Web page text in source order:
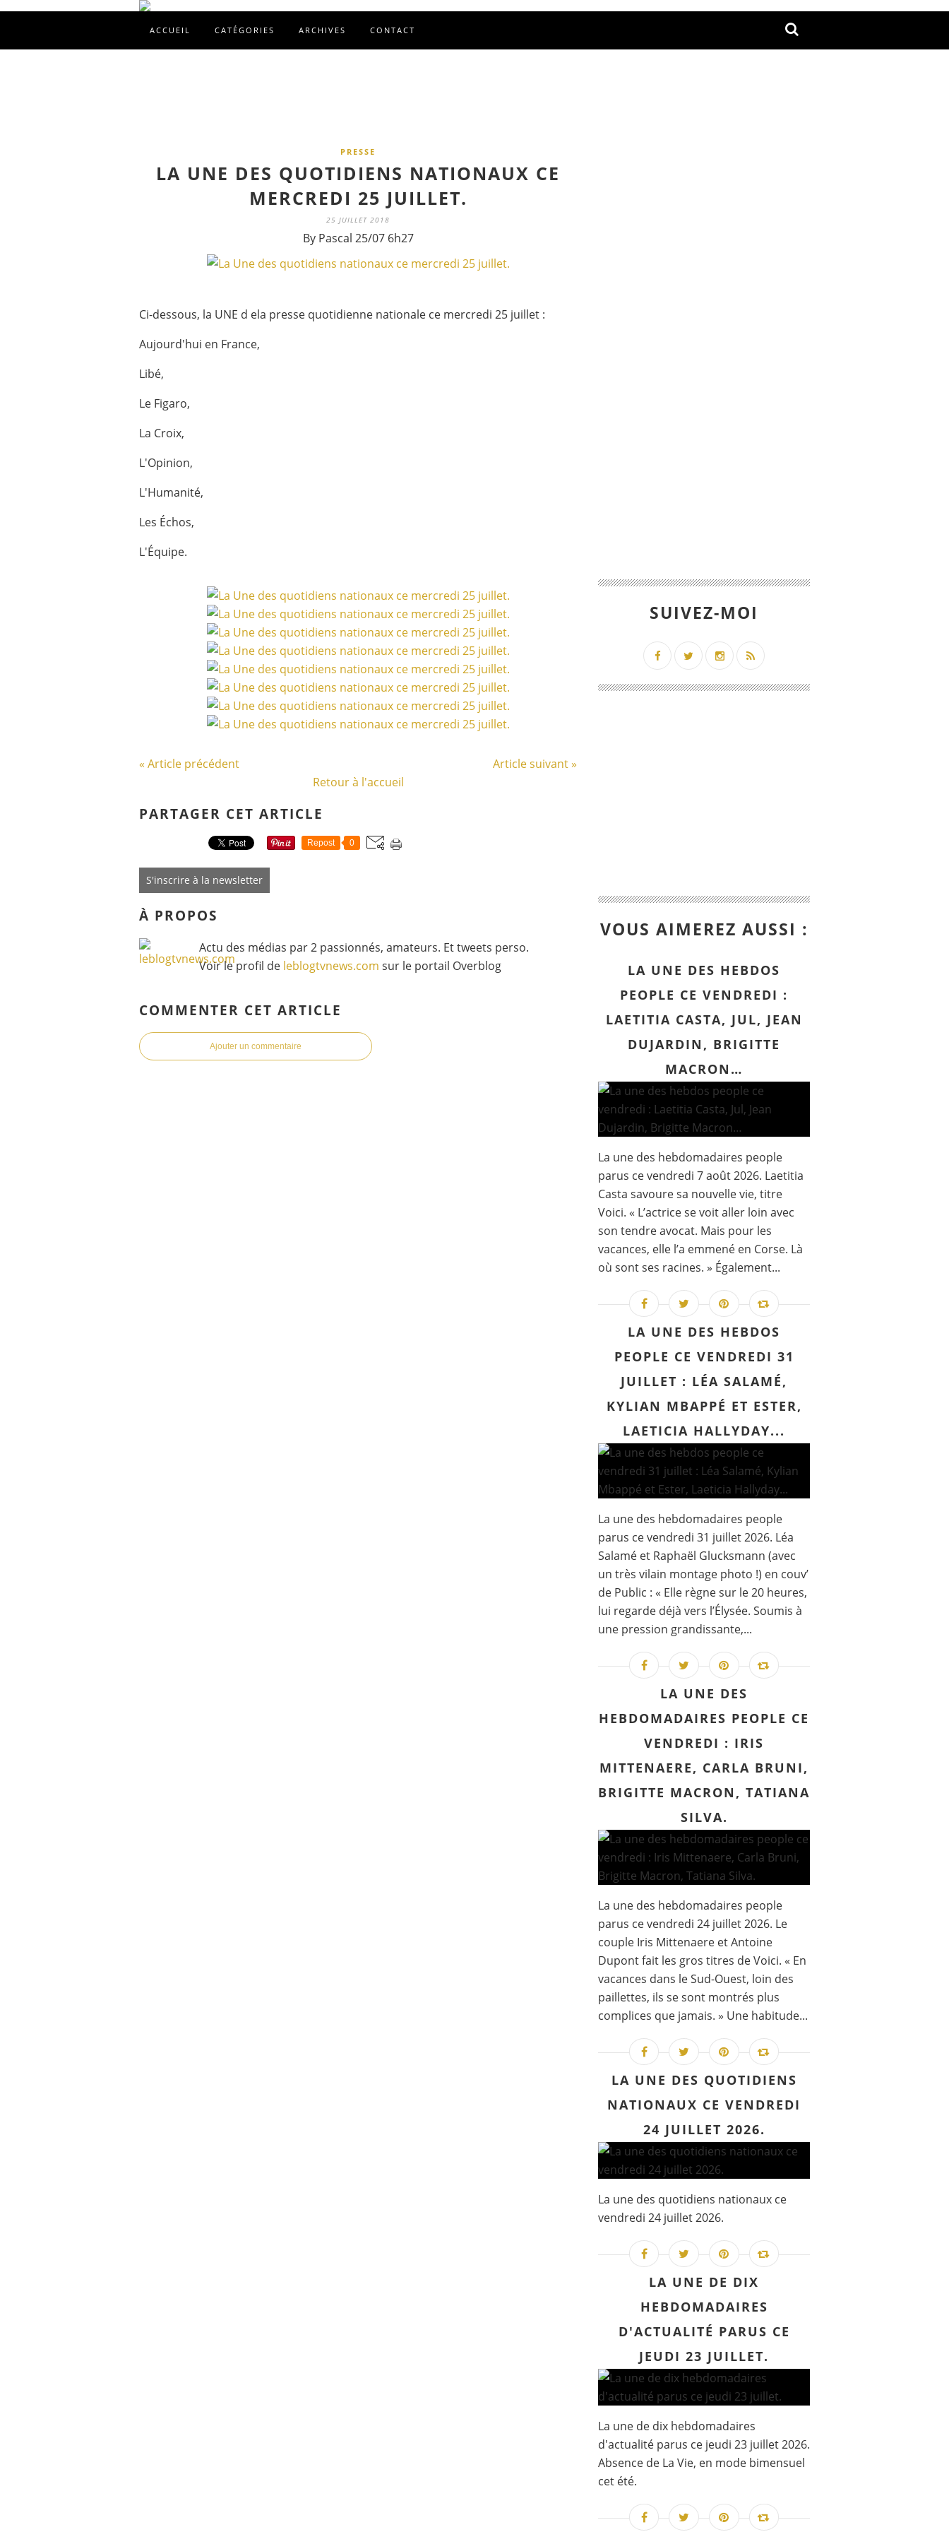
ACCUEIL CATÉGORIES ARCHIVES CONTACT
PRESSE
LA UNE DES QUOTIDIENS NATIONAUX CE
MERCREDI 25 JUILLET.
25 JUILLET 2018
By Pascal 25/07 6h27
Ci-dessous, la UNE d ela presse quotidienne nationale ce mercredi 25 juillet :
Aujourd'hui en France,
Libé,
Le Figaro,
La Croix,
L'Opinion,
L'Humanité,
Les Échos,
L'Équipe.
« Article précédent
Article suivant »
Retour à l'accueil
PARTAGER CET ARTICLE
Repost 0
S'inscrire à la newsletter
À PROPOS
Actu des médias par 2 passionnés, amateurs. Et tweets perso.
Voir le profil de leblogtvnews.com sur le portail Overblog
COMMENTER CET ARTICLE
Ajouter un commentaire
SUIVEZ-MOI
VOUS AIMEREZ AUSSI :
LA UNE DES HEBDOS
PEOPLE CE VENDREDI :
LAETITIA CASTA, JUL, JEAN
DUJARDIN, BRIGITTE
MACRON…
La une des hebdomadaires people
parus ce vendredi 7 août 2026. Laetitia
Casta savoure sa nouvelle vie, titre
Voici. « L’actrice se voit aller loin avec
son tendre avocat. Mais pour les
vacances, elle l’a emmené en Corse. Là
où sont ses racines. » Également...
LA UNE DES HEBDOS
PEOPLE CE VENDREDI 31
JUILLET : LÉA SALAMÉ,
KYLIAN MBAPPÉ ET ESTER,
LAETICIA HALLYDAY...
La une des hebdomadaires people
parus ce vendredi 31 juillet 2026. Léa
Salamé et Raphaël Glucksmann (avec
un très vilain montage photo !) en couv’
de Public : « Elle règne sur le 20 heures,
lui regarde déjà vers l’Élysée. Soumis à
une pression grandissante,...
LA UNE DES
HEBDOMADAIRES PEOPLE CE
VENDREDI : IRIS
MITTENAERE, CARLA BRUNI,
BRIGITTE MACRON, TATIANA
SILVA.
La une des hebdomadaires people
parus ce vendredi 24 juillet 2026. Le
couple Iris Mittenaere et Antoine
Dupont fait les gros titres de Voici. « En
vacances dans le Sud-Ouest, loin des
paillettes, ils se sont montrés plus
complices que jamais. » Une habitude...
LA UNE DES QUOTIDIENS
NATIONAUX CE VENDREDI
24 JUILLET 2026.
La une des quotidiens nationaux ce
vendredi 24 juillet 2026.
LA UNE DE DIX
HEBDOMADAIRES
D'ACTUALITÉ PARUS CE
JEUDI 23 JUILLET.
La une de dix hebdomadaires
d'actualité parus ce jeudi 23 juillet 2026.
Absence de La Vie, en mode bimensuel
cet été.